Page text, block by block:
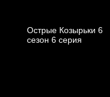
Острые Козырьки 6
cезон 6 cерия